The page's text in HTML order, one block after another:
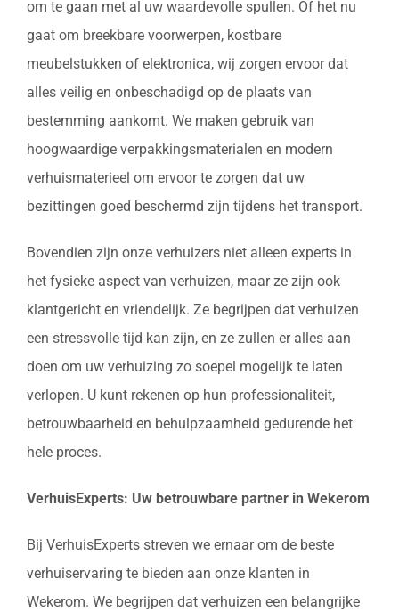
om te gaan met al uw waardevolle spullen. Of het nu
gaat om breekbare voorwerpen, kostbare
meubelstukken of elektronica, wij zorgen ervoor dat
alles veilig en onbeschadigd op de plaats van
bestemming aankomt. We maken gebruik van
hoogwaardige verpakkingsmaterialen en modern
verhuismaterieel om ervoor te zorgen dat uw
bezittingen goed beschermd zijn tijdens het transport.
Bovendien zijn onze verhuizers niet alleen experts in
het fysieke aspect van verhuizen, maar ze zijn ook
klantgericht en vriendelijk. Ze begrijpen dat verhuizen
een stressvolle tijd kan zijn, en ze zullen er alles aan
doen om uw verhuizing zo soepel mogelijk te laten
verlopen. U kunt rekenen op hun professionaliteit,
betrouwbaarheid en behulpzaamheid gedurende het
hele proces.
VerhuisExperts: Uw betrouwbare partner in Wekerom
Bij VerhuisExperts streven we ernaar om de beste
verhuiservaring te bieden aan onze klanten in
Wekerom. We begrijpen dat verhuizen een belangrijke